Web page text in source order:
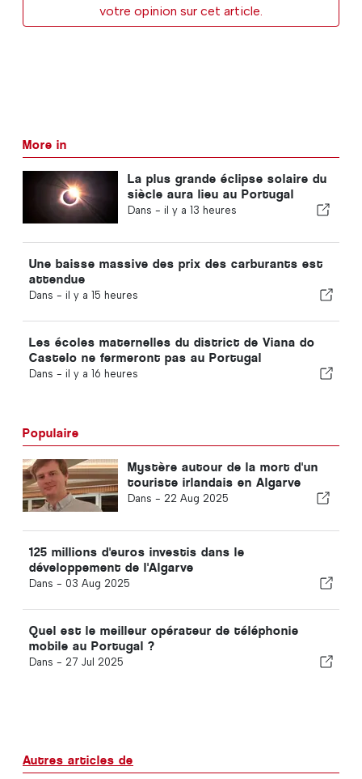
votre opinion sur cet article.
More in
La plus grande éclipse solaire du
siècle aura lieu au Portugal
Dans - il y a 13 heures
Une baisse massive des prix des carburants est
attendue
Dans - il y a 15 heures
Les écoles maternelles du district de Viana do
Castelo ne fermeront pas au Portugal
Dans - il y a 16 heures
Populaire
Mystère autour de la mort d'un
touriste irlandais en Algarve
Dans - 22 Aug 2025
125 millions d'euros investis dans le
développement de l'Algarve
Dans - 03 Aug 2025
Quel est le meilleur opérateur de téléphonie
mobile au Portugal ?
Dans - 27 Jul 2025
Autres articles de